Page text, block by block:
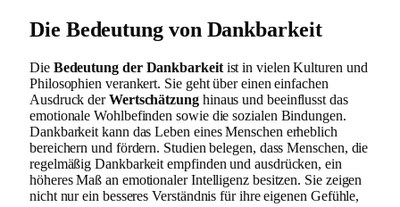
Die Bedeutung von Dankbarkeit
Die Bedeutung der Dankbarkeitist in vielen Kulturen und
Philosophien verankert. Sie geht über einen einfachen
Ausdruck derWertschätzunghinaus und beeinflusst das
emotionale Wohlbefinden sowie die sozialen Bindungen.
Dankbarkeit kann das Leben eines Menschen erheblich
bereichern und fördern. Studien belegen, dass Menschen, die
regelmäßig Dankbarkeit empfinden und ausdrücken, ein
höheres Maß an emotionaler Intelligenz besitzen. Sie zeigen
nicht nur ein besseres Verständnis für ihre eigenen Gefühle,